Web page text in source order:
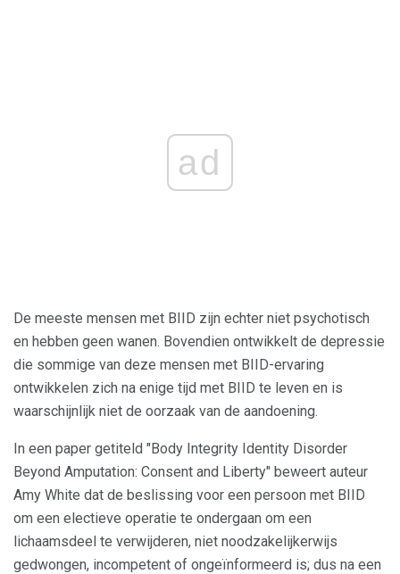
ad
De meeste mensen met BIID zijn echter niet psychotisch
en hebben geen wanen. Bovendien ontwikkelt de depressie
die sommige van deze mensen met BIID-ervaring
ontwikkelen zich na enige tijd met BIID te leven en is
waarschijnlijk niet de oorzaak van de aandoening.
In een paper getiteld "Body Integrity Identity Disorder
Beyond Amputation: Consent and Liberty" beweert auteur
Amy White dat de beslissing voor een persoon met BIID
om een ​​electieve operatie te ondergaan om een ​​
lichaamsdeel te verwijderen, niet noodzakelijkerwijs
gedwongen, incompetent of ongeïnformeerd is; dus na een